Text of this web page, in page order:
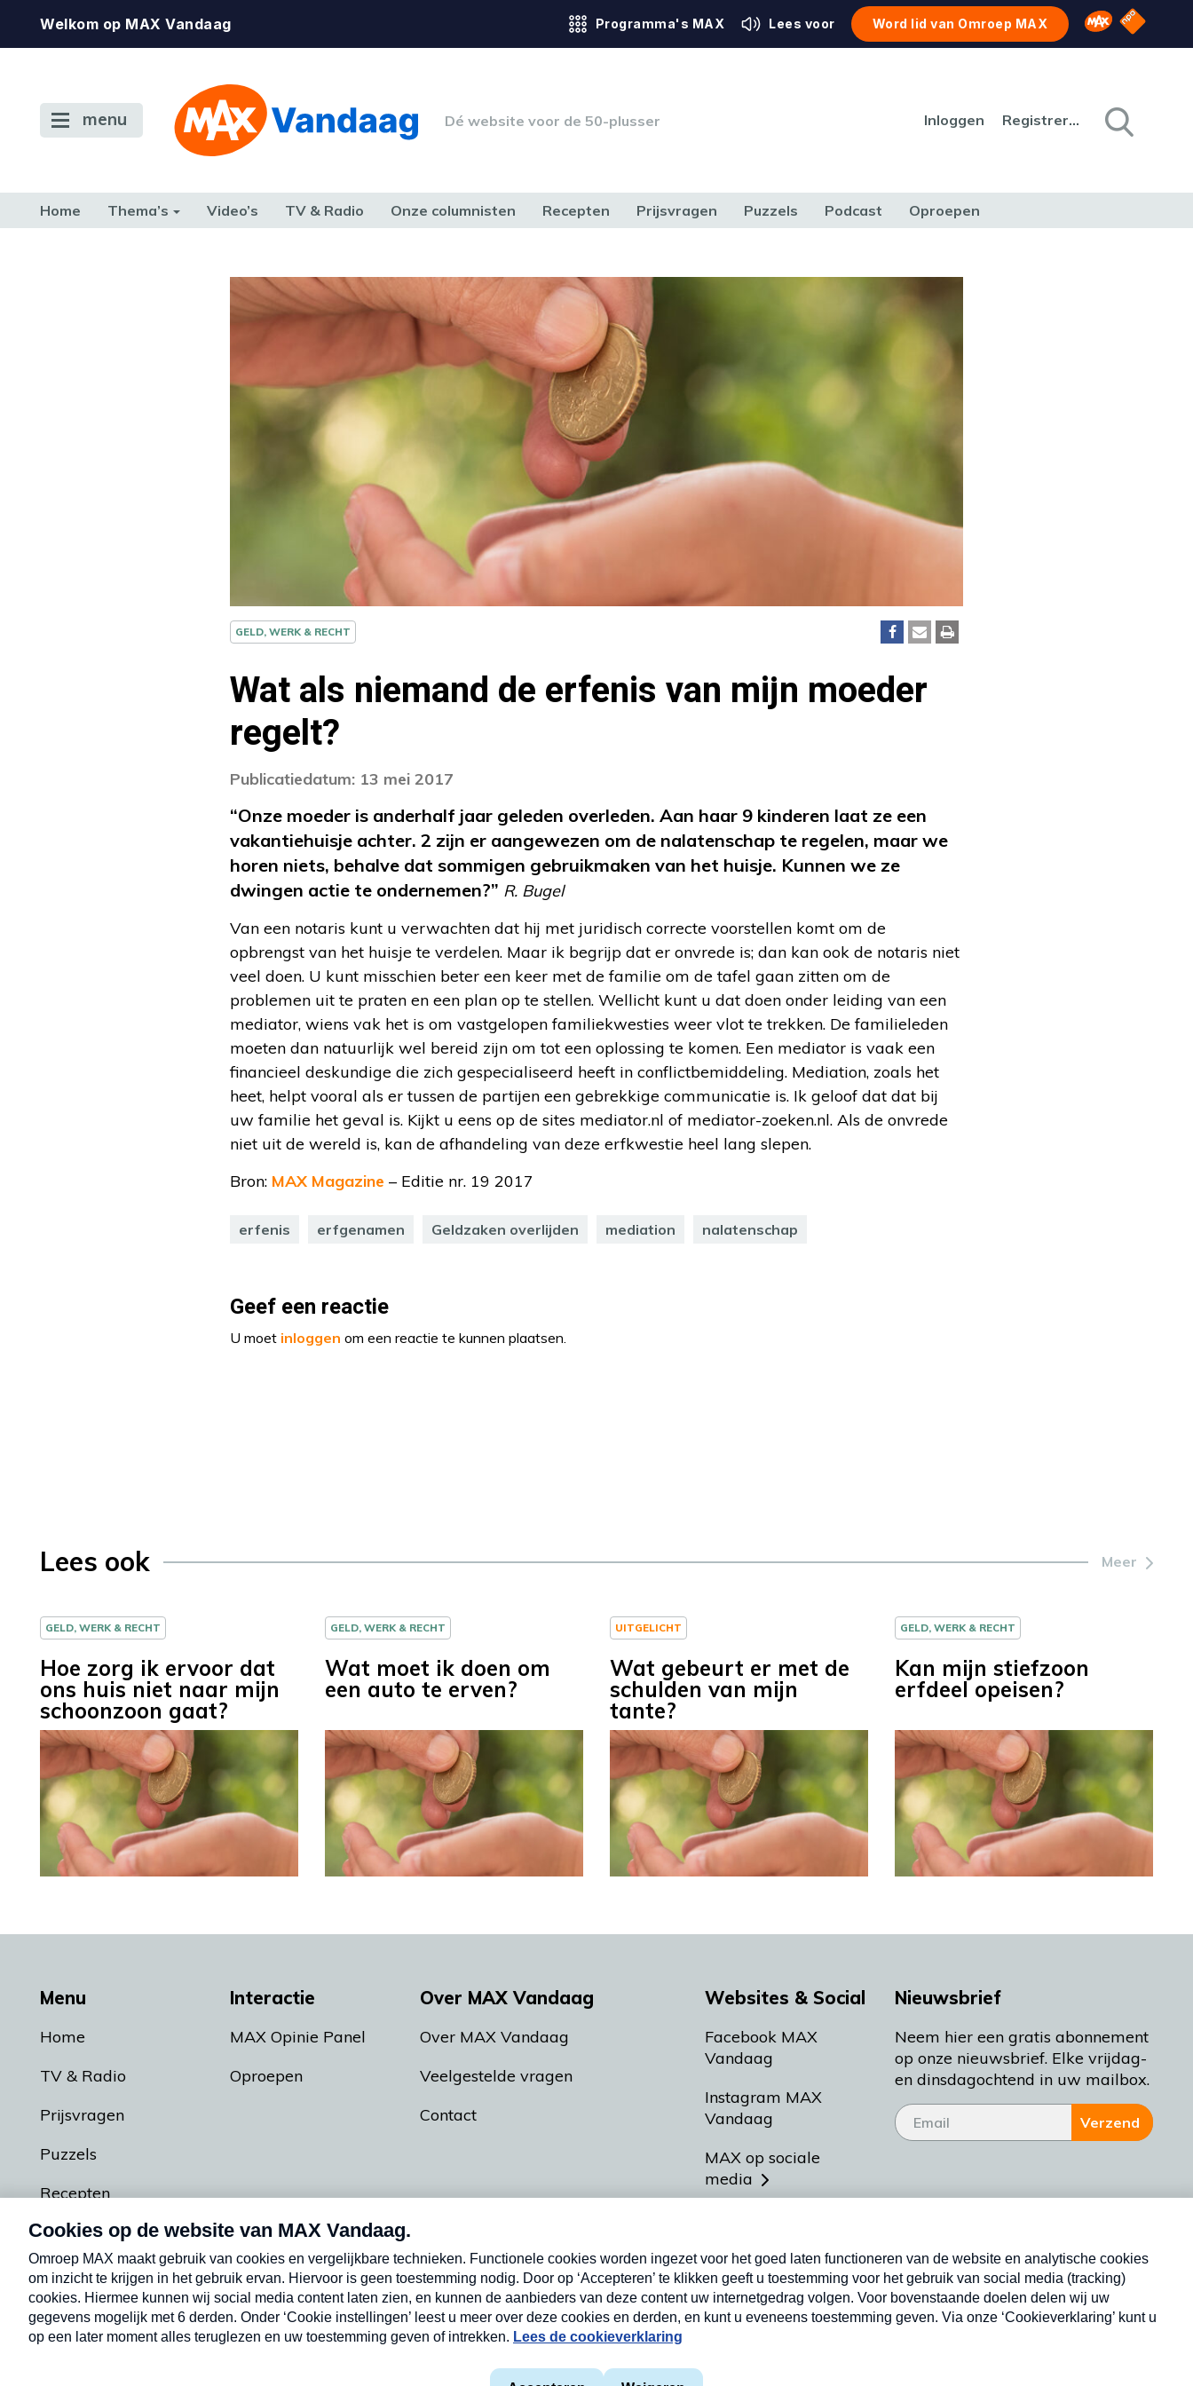
Welkom op MAX Vandaag Programma's MAX Lees voor Word lid van Omroep MAX Omroep MAX
NPO
menu Dé website voor de 50-plusser Inloggen Registreren
Home Thema’s Video’s TV & Radio Onze columnisten Recepten Prijsvragen Puzzels Podcast Oproepen
GELD, WERK & RECHT
Wat als niemand de erfenis van mijn moeder
regelt?
Publicatiedatum: 13 mei 2017
“Onze moeder is anderhalf jaar geleden overleden. Aan haar 9 kinderen laat ze een
vakantiehuisje achter. 2 zijn er aangewezen om de nalatenschap te regelen, maar we
horen niets, behalve dat sommigen gebruikmaken van het huisje. Kunnen we ze
dwingen actie te ondernemen?” R. Bugel
Van een notaris kunt u verwachten dat hij met juridisch correcte voorstellen komt om de
opbrengst van het huisje te verdelen. Maar ik begrijp dat er onvrede is; dan kan ook de notaris niet
veel doen. U kunt misschien beter een keer met de familie om de tafel gaan zitten om de
problemen uit te praten en een plan op te stellen. Wellicht kunt u dat doen onder leiding van een
mediator, wiens vak het is om vastgelopen familiekwesties weer vlot te trekken. De familieleden
moeten dan natuurlijk wel bereid zijn om tot een oplossing te komen. Een mediator is vaak een
financieel deskundige die zich gespecialiseerd heeft in conflictbemiddeling. Mediation, zoals het
heet, helpt vooral als er tussen de partijen een gebrekkige communicatie is. Ik geloof dat dat bij
uw familie het geval is. Kijkt u eens op de sites mediator.nl of mediator-zoeken.nl. Als de onvrede
niet uit de wereld is, kan de afhandeling van deze erfkwestie heel lang slepen.
Bron: MAX Magazine – Editie nr. 19 2017
erfenis erfgenamen Geldzaken overlijden mediation nalatenschap
Geef een reactie
U moet inloggen om een reactie te kunnen plaatsen.
Lees ook Meer
GELD, WERK & RECHT
Hoe zorg ik ervoor dat
ons huis niet naar mijn
schoonzoon gaat?
GELD, WERK & RECHT
Wat moet ik doen om
een auto te erven?
UITGELICHT
Wat gebeurt er met de
schulden van mijn
tante?
GELD, WERK & RECHT
Kan mijn stiefzoon
erfdeel opeisen?
Menu
Home
TV & Radio
Prijsvragen
Puzzels
Recepten
Podcasts
Interactie
MAX Opinie Panel
Oproepen
Over MAX Vandaag
Over MAX Vandaag
Veelgestelde vragen
Contact
Websites & Social
Facebook MAX
Vandaag
Instagram MAX
Vandaag
MAX op sociale
media
Meldpunt Actueel
Heel Holland Bakt
Nieuwsbrief
Neem hier een gratis abonnement
op onze nieuwsbrief. Elke vrijdag-
en dinsdagochtend in uw mailbox.
Verzend
Nieuwsbrief
Neem hier een gratis abonnement op onze